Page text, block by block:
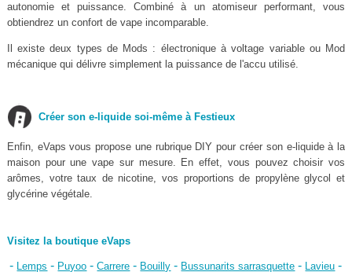
autonomie et puissance. Combiné à un atomiseur performant, vous
obtiendrez un confort de vape incomparable.
Il existe deux types de Mods : électronique à voltage variable ou Mod
mécanique qui délivre simplement la puissance de l'accu utilisé.
Créer son e-liquide soi-même à Festieux
Enfin, eVaps vous propose une rubrique DIY pour créer son e-liquide à la
maison pour une vape sur mesure. En effet, vous pouvez choisir vos
arômes, votre taux de nicotine, vos proportions de propylène glycol et
glycérine végétale.
Visitez la boutique eVaps
- Lemps - Puyoo -Carrere - Bouilly - Bussunarits sarrasquette - Lavieu -